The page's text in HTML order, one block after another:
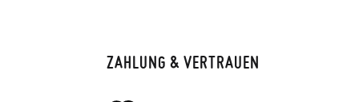
ZAHLUNG & VERTRAUEN